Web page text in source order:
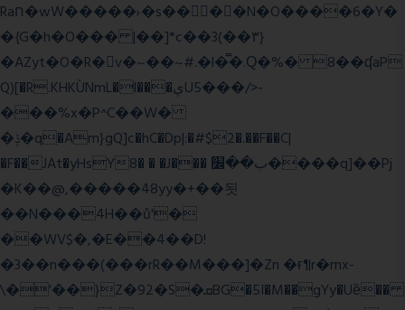
Raח�wW�����˫�s����N�O����6�Y�
�{G�h�O��� |��]*c��3(��٣}
�AZyt�O�R�v�~��~#.�l�̿�.Ԛ�%� 8��ʠaP
Q)[�R.KHKÙNmL�l���ېU5���/>-
���%x�P^C��W�
�ݙ�q�Am}gQ]c�hC�Dp|:�#$2�.��F��C|
�F��JAt�yHsY8� � �J��� ب��׼����q]��Pj
�K��@,�����48yy�+��됫
��N���4H��ů'�
��WV$�,�E��4��D!
�3��n���(���rR��M���]�Zn �ғ¶r�mx-
\�'��}Z�92�S�ܩBG�5I�M��gYy�Uȅ��